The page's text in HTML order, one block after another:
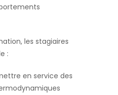
les stagiaires
:
en service des